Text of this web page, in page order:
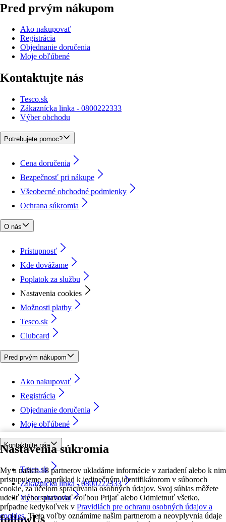
Nastavenia súkromia
My a našich 18 partnerov ukladáme informácie v zariadení alebo k nim
pristupujeme, napríklad k jedinečným identifikátorom v súboroch
cookie, za účelom spracúvania osobných údajov. Svoj súhlas môžete
udeliť alebo spravovať voľbou Prijať alebo Odmietnuť všetko,
prípadne kedykoľvek v Pravidlách pre ochranu osobných údajov a
cookies. Tieto voľby oznámime našim partnerom a neovplyvnia údaje
Pred prvým nákupom
Ako nakupovať
Registrácia
Objednanie doručenia
Moje obľúbené
Kontaktujte nás
Tesco.sk
Zákaznícka linka - 0800222333
Výber obchodu
Potrebujete pomoc?
Cena doručenia
Bezpečnosť pri nákupe
Všeobecné obchodné podmienky
Ochrana súkromia
O nás
Prístupnosť
Kde dovážame
Poplatok za službu
Nastavenia cookies
Možnosti platby
Tesco.sk
Clubcard
Pred prvým nákupom
Ako nakupovať
Registrácia
Objednanie doručenia
Moje obľúbené
Kontaktujte nás
Tesco.sk
Zákaznícka linka - 0800222333
Výber obchodu
followUs